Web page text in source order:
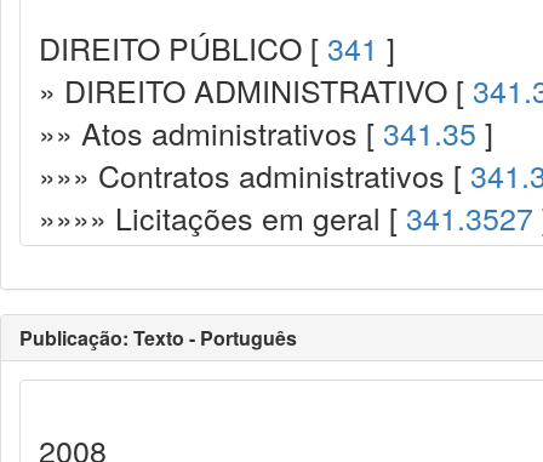
DIREITO PÚBLICO [ 341 ]
» DIREITO ADMINISTRATIVO [
»» Atos administrativos [ 341.35 ]
»»» Contratos administrativos [
»»»» Licitações em geral [ 341.3527
Publicação: Texto - Português
2008